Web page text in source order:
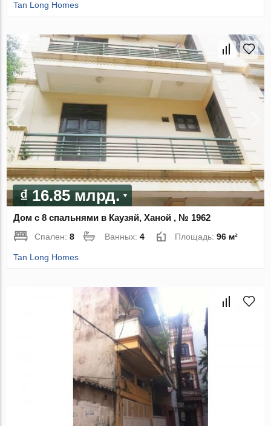
Tan Long Homes
₫ 16.85 млрд.
Дом с 8 спальнями в Каузяй, Ханой , № 1962
Спален:8 Ванных:4 Площадь:96 м²
Tan Long Homes